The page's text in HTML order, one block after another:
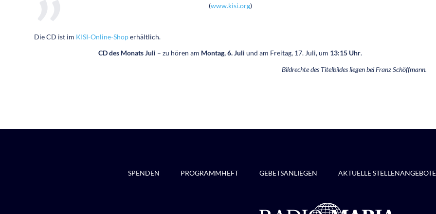
(www.kisi.org)
Die CD ist im KISI-Online-Shoperhältlich.
CD des Monats Juli – zu hören am Montag, 6. Juli und am Freitag, 17. Juli, um 13:15 Uhr.
Bildrechte des Titelbildes liegen bei Franz Schöffmann.
SPENDEN PROGRAMMHEFT GEBETSANLIEGEN AKTUELLE STELLENANGEBOTE